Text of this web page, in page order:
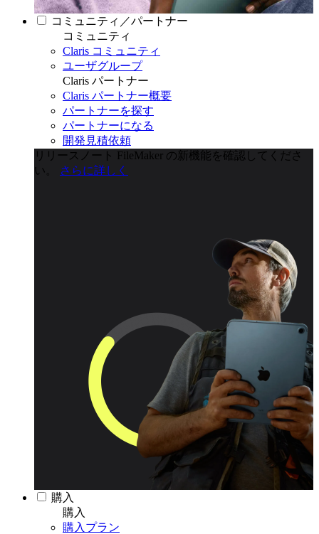
コミュニティ／パートナー
コミュニティ
Claris コミュニティ
ユーザグループ
Claris パートナー
Claris パートナー概要
パートナーを探す
パートナーになる
開発見積依頼
リリースノート
FileMaker の新機能を確認してくださ
い。
さらに詳しく
購入
購入
購入プラン